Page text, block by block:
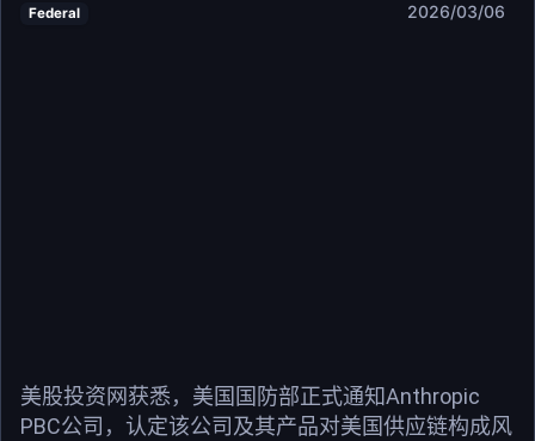
Federal 2026/03/06
美股投资网获悉，美国国防部正式通知Anthropic
PBC公司，认定该公司及其产品对美国供应链构成风